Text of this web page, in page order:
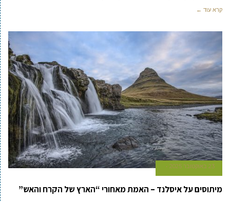
קרא עוד ←
23 באוקטובר 2025
מיתוסים על איסלנד – האמת מאחורי “הארץ של הקרח והאש”